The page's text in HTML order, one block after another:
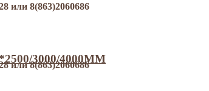
8(863)2060686
8(863)2060686
3000/4000MM